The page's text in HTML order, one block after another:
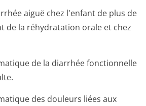
aiguë chez l'enfant de plus de
de la réhydratation orale et chez
de la diarrhée fonctionnelle
des douleurs liées aux